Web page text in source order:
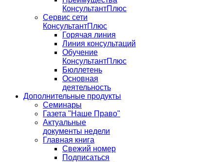
КонсультантПлюс
Сервис сети
КонсультантПлюс
Горячая линия
Линия консультаций
Обучение
КонсультантПлюс
Бюллетень
Основная
деятельность
Дополнительные продукты
Семинары
Газета "Наше Право"
Актуальные
документы недели
Главная книга
Свежий номер
Подписаться